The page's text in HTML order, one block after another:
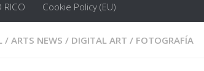
RICO Cookie Policy (EU)
/ ARTS NEWS / DIGITAL ART / FOTOGRAFÍA